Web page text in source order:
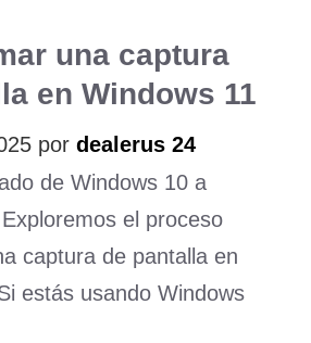
una captura
en Windows 11
por dealerus 24
de Windows 10 a
el proceso
captura de pantalla en
estás usando Windows